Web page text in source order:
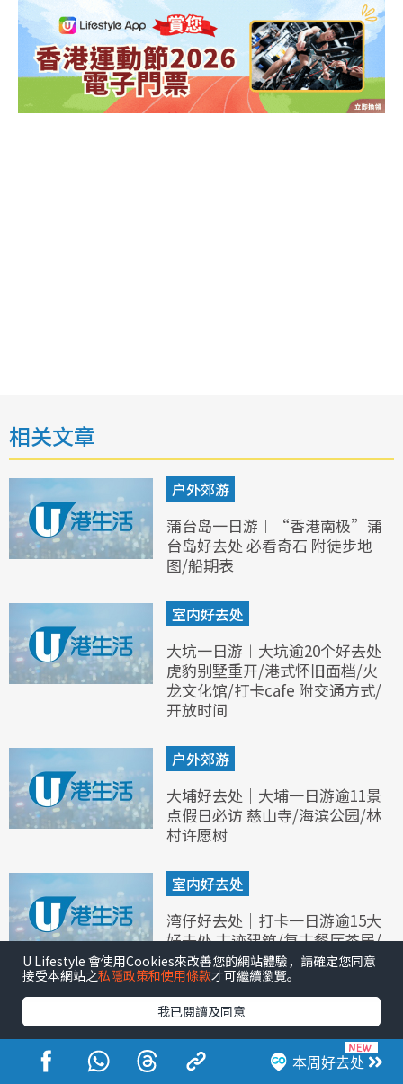
相关文章
户外郊游
蒲台岛一日游︱“香港南极”蒲
台岛好去处 必看奇石 附徒步地
图/船期表
室内好去处
大坑一日游︱大坑逾20个好去处
虎豹别墅重开/港式怀旧面档/火
龙文化馆/打卡cafe 附交通方式/
开放时间
户外郊游
大埔好去处｜大埔一日游逾11景
点假日必访 慈山寺/海滨公园/林
村许愿树
室内好去处
湾仔好去处｜打卡一日游逾15大
好去处 古迹建筑/复古餐厅茶居/
拜姻缘石
本周好去处
U Lifestyle 會使用Cookies來改善您的網站體驗，請確定您同意
接受本網站之私隱政策和使用條款才可繼續瀏覽。
我已閱讀及同意